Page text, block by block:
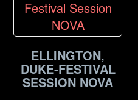
ELLINGTON,
DUKE-FESTIVAL
SESSION NOVA